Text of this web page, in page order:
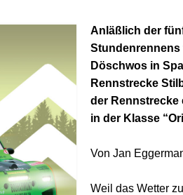
Anläßlich der
Stundenrennens
Döschwos in
Rennstrecke
der Rennstrecke
in der Klasse
Von Jan
Weil das Wetter